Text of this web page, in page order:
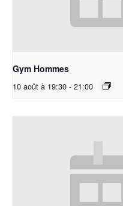
Gym Hommes
10 août à 19:30 - 21:00